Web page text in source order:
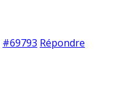
#69793 Répondre